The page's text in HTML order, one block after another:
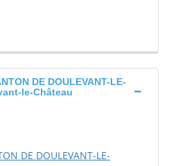
DE DOULEVANT-LE-
le-Château
DE DOULEVANT-LE-